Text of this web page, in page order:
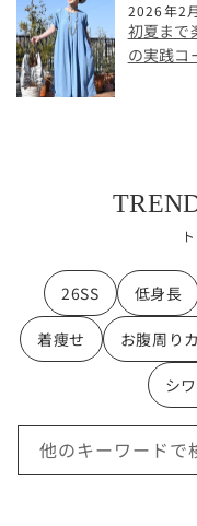
2026年2
初夏まで
の実践コ
26SS 低身長
着痩せ お腹周り
シ
他のキーワードで